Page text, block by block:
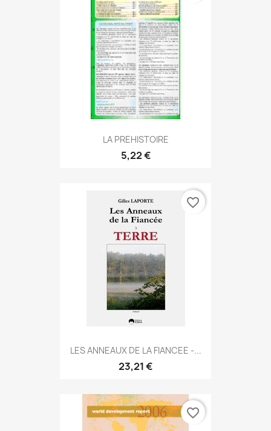
LA PREHISTOIRE
5,22 €
LES ANNEAUX DE LA FIANCEE -...
23,21 €
favorite_border
favorite_border